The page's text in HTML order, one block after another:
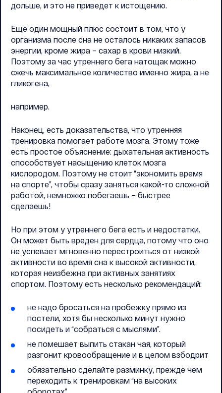
дольше, и это не приведет к истощению.
Еще один мощный плюс состоит в том, что у
организма после сна не осталось никаких запасов
энергии, кроме жира – сахар в крови низкий.
Поэтому за час утреннего бега натощак можно
сжечь максимальное количество именно жира, а не
гликогена,
например.
Наконец, есть доказательства, что утренняя
тренировка помогает работе мозга. Этому тоже
есть простое объяснение: дыхательная активность
способствует насыщению клеток мозга
кислородом. Поэтому не стоит “экономить время
на спорте”, чтобы сразу заняться какой-то сложной
работой, немножко побегаешь – быстрее
сделаешь!
Но при этом у утреннего бега есть и недостатки.
Он может быть вреден для сердца, потому что оно
не успевает мгновенно перестроиться от низкой
активности во время сна к высокой активности,
которая неизбежна при активных занятиях
спортом. Поэтому есть несколько рекомендаций:
не надо бросаться на пробежку прямо из
постели, хотя бы несколько минут нужно
посидеть и “собраться с мыслями”.
не помешает выпить стакан чая, который
разгонит кровообращение и в целом взбодрит
обязательно сделайте разминку, прежде чем
переходить к тренировкам “на высоких